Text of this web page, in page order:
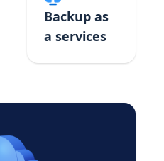
Backup as
a services